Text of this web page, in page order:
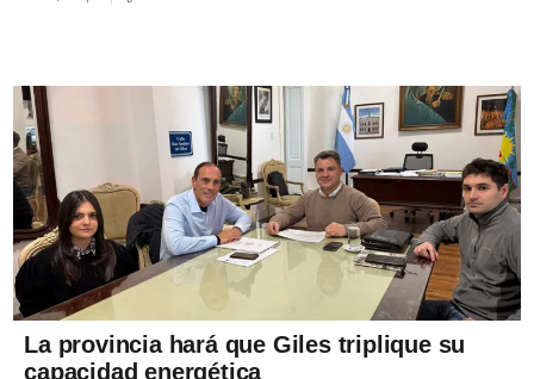
La provincia hará que Giles triplique su
capacidad energética